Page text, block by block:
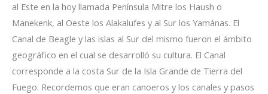
al Este en la hoy llamada Península Mitre los Haush o
Manekenk, al Oeste los Alakalufes y al Sur los Yamánas. El
Canal de Beagle y las islas al Sur del mismo fueron el ámbito
geográfico en el cual se desarrolló su cultura. El Canal
corresponde a la costa Sur de la Isla Grande de Tierra del
Fuego. Recordemos que eran canoeros y los canales y pasos